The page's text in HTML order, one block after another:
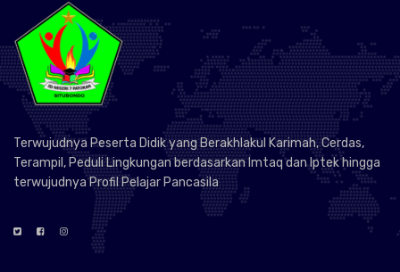
Terwujudnya Peserta Didik yang Berakhlakul Karimah, Cerdas,
Terampil, Peduli Lingkungan berdasarkan Imtaq dan Iptek hingga
terwujudnya Profil Pelajar Pancasila